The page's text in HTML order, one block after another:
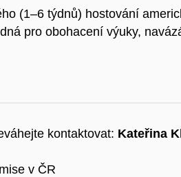
(1–6 týdnů) hostování
pro obohacení výuky,
kontaktovat: Kateřina
v ČR